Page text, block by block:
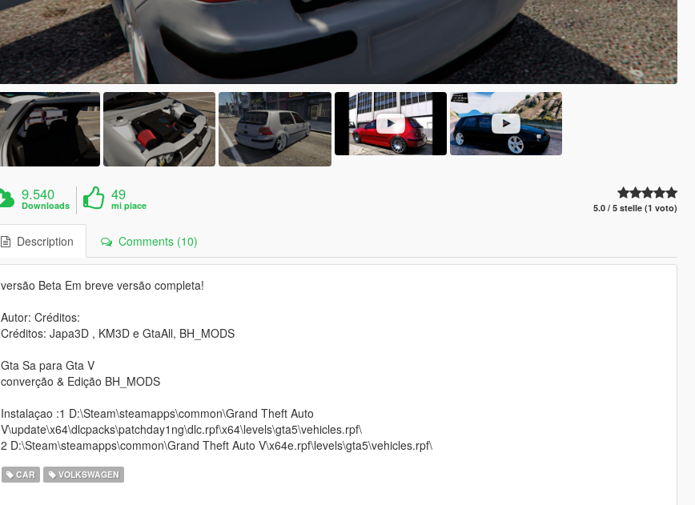
9.540
Downloads
49
mi piace 5.0 / 5 stelle (1 voto)
Description Comments (10)
versão Beta Em breve versão completa!
Autor: Créditos:
Créditos: Japa3D , KM3D e GtaAll, BH_MODS
Gta Sa para Gta V
converção & Edição BH_MODS
Instalaçao :1 D:\Steam\steamapps\common\Grand Theft Auto
V\update\x64\dlcpacks\patchday1ng\dlc.rpf\x64\levels\gta5\vehicles.rpf\
2 D:\Steam\steamapps\common\Grand Theft Auto V\x64e.rpf\levels\gta5\vehicles.rpf\
CAR VOLKSWAGEN